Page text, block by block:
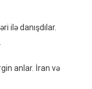
ilə danışdılar.
anlar. İran və